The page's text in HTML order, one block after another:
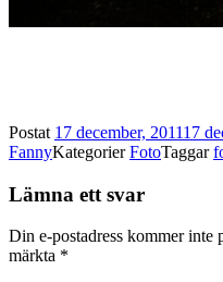
Postat 17 december, 201117
FannyKategorierFotoTaggar
Lämna ett svar
Din e-postadress kommer inte
märkta *